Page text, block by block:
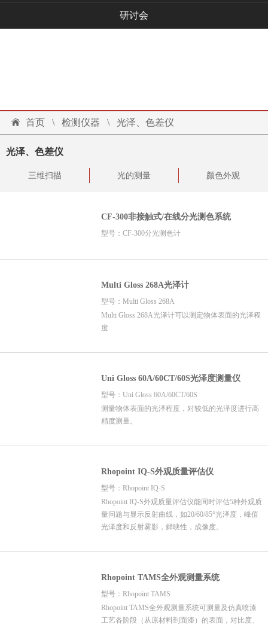
研讨会
首页 \ 检测仪器 \ 光泽、色差仪
光泽、色差仪
三维扫描 光的测量 颜色外观
CF-300非接触式/在线分光测色系统
型号：CF-300分光测色计
Multi Gloss 268A光泽计
型号：Multi Gloss 268A
Multi Gloss 268A光泽计可以测定物体表面的光泽程
度
Uni Gloss 60A/60CT/60S光泽度测量仪
型号：Uni Gloss 60A/60CT/60S
测量物体表面的光泽程度，对较低的光泽度进行高
精度测量。
Rhopoint IQ-S外观质量评估仪
型号：Rhopoint IQ-S
Rhopoint IQ-S外观质量评估仪能同时评估5种外观质
量问题与显示反射曲线，如20/60/85°光泽度，峰值
光泽度和反射雾影，鲜映性，成像度。
Rhopoint TAMS全外观测量系统
型号：Rhopoint TAMS
Rhopoint TAMS全外观测量系统可测量及仿真喷漆
工艺各阶段（从原材料到面漆）的表面，对比度、